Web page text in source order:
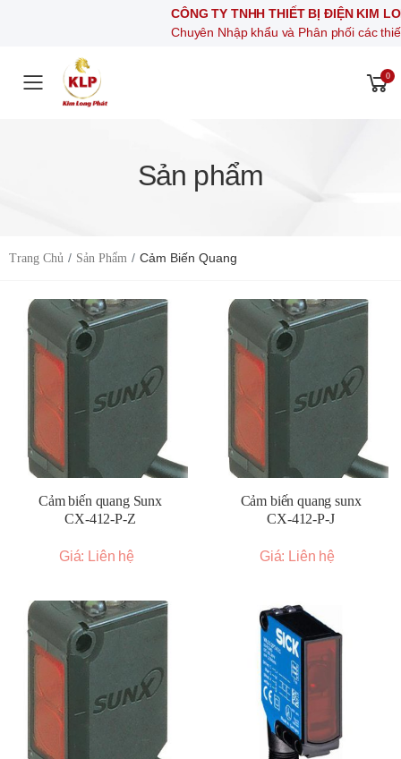
CÔNG TY TNHH THIẾT BỊ ĐIỆN KIM LONG PHÁT
Chuyên Nhập khẩu và Phân phối các thiết bị khí nén,
Toggle mobile menu
0
Sản phẩm
Trang Chủ Sản Phẩm Cảm Biến Quang
Cảm biến quang Sunx
CX-412-P-Z
Giá: Liên hệ
Cảm biến quang sunx
CX-412-P-J
Giá: Liên hệ